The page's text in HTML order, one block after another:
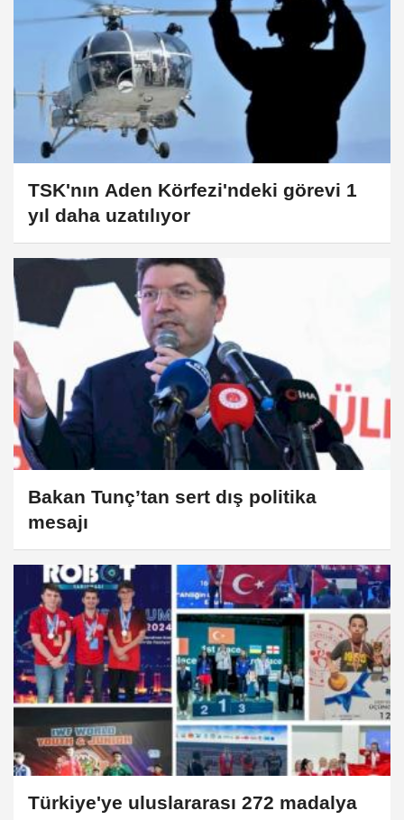
TSK'nın Aden Körfezi'ndeki görevi 1
yıl daha uzatılıyor
Bakan Tunç’tan sert dış politika
mesajı
Türkiye'ye uluslararası 272 madalya